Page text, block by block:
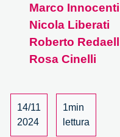
–
1/5
Marco Innocenti
Nicola Liberati
Roberto
Rosa Cinelli
14/11
2024
1min
lettura